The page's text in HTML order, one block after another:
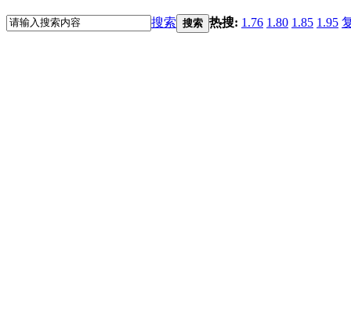
搜索 搜索 热搜: 1.76 1.80 1.85 1.95